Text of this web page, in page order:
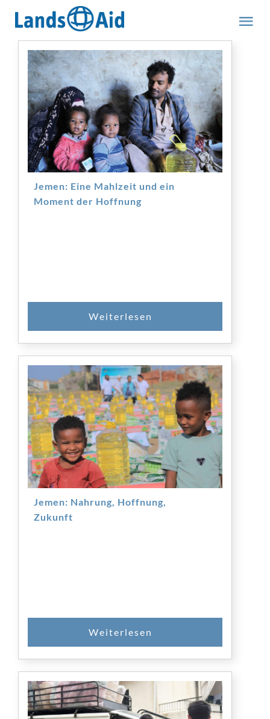
Inhalt
springen
HOME
PROJEKTE
ÜBER UNS
Jemen: Eine Mahlzeit und ein
Moment der Hoffnung
Jemen: Nahrung, Hoffnung,
Zukunft